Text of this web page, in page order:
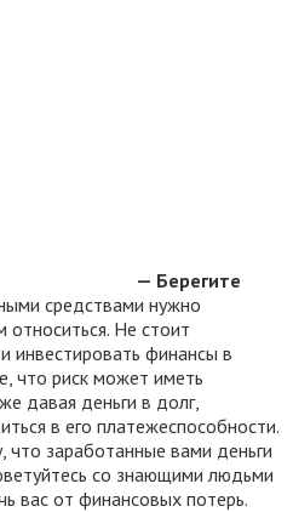
— Берегите
средствами нужно
Не стоит
инвестировать финансы в
что риск может иметь
давая деньги в долг,
в его платежеспособности.
что заработанные вами деньги
со знающими людьми
вас от финансовых потерь.